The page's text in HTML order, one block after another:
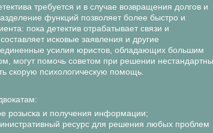
требуется и в случае возвращения долгов и
функций позволяет более быстро и
пока детектив отрабатывает связи и
исковые заявления и другие
усилия юристов, обладающих большим
могут помочь советом при решении
скорую психологическую помощь.
розыска и получения информации;
ресурс для решения любых проблем